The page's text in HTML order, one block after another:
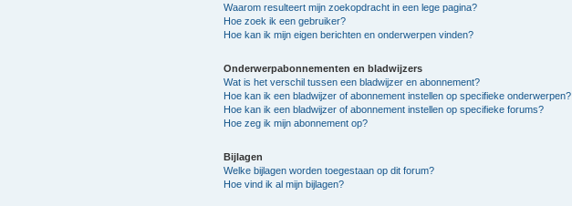
Waarom resulteert mijn zoekopdracht in een lege pagina?
Hoe zoek ik een gebruiker?
Hoe kan ik mijn eigen berichten en onderwerpen vinden?
Onderwerpabonnementen en bladwijzers
Wat is het verschil tussen een bladwijzer en abonnement?
Hoe kan ik een bladwijzer of abonnement instellen op specifieke onderwerpen?
Hoe kan ik een bladwijzer of abonnement instellen op specifieke forums?
Hoe zeg ik mijn abonnement op?
Bijlagen
Welke bijlagen worden toegestaan op dit forum?
Hoe vind ik al mijn bijlagen?